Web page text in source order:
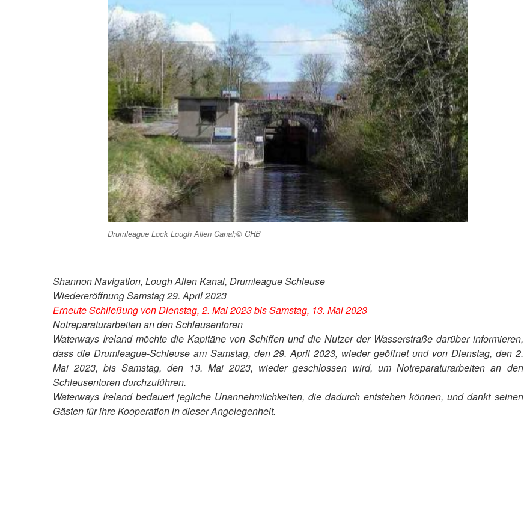
Drumleague Lock Lough Allen Canal;© CHB
Shannon Navigation, Lough Allen Kanal, Drumleague Schleuse
Wiedereröffnung Samstag 29. April 2023
Erneute Schließung von Dienstag, 2. Mai 2023 bis Samstag, 13. Mai 2023
Notreparaturarbeiten an den Schleusentoren
Waterways Ireland möchte die Kapitäne von Schiffen und die Nutzer der Wasserstraße darüber informieren,
dass die Drumleague-Schleuse am Samstag, den 29. April 2023, wieder geöffnet und von Dienstag, den 2.
Mai 2023, bis Samstag, den 13. Mai 2023, wieder geschlossen wird, um Notreparaturarbeiten an den
Schleusentoren durchzuführen.
Waterways Ireland bedauert jegliche Unannehmlichkeiten, die dadurch entstehen können, und dankt seinen
Gästen für ihre Kooperation in dieser Angelegenheit.